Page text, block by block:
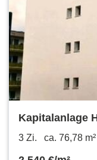
Kapitalanlage
Potenzial bis
3 Zi. ca. 76,78 m²